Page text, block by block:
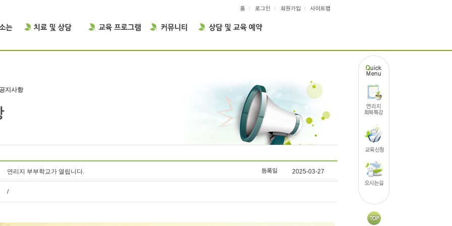
지사항
연리지 부부학교가 열립니다. 2025-03-27
/